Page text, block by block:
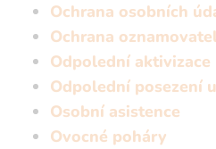
Ochrana osobních
Ochrana
Odpolední aktivizace
Odpolední posezení
Osobní asistence
Ovocné poháry